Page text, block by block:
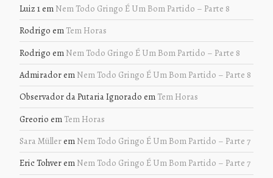
Luiz 1em Nem Todo Gringo É Um Bom Partido – Parte 8
Rodrigo em Tem Horas
Rodrigo em Nem Todo Gringo É Um Bom Partido – Parte 8
Admiradorem Nem Todo Gringo É Um Bom Partido – Parte 8
Observador da Putaria Ignorado em Tem Horas
Greorio em Tem Horas
Sara Müllerem Nem Todo Gringo É Um Bom Partido – Parte 7
Eric Tohverem Nem Todo Gringo É Um Bom Partido – Parte 7